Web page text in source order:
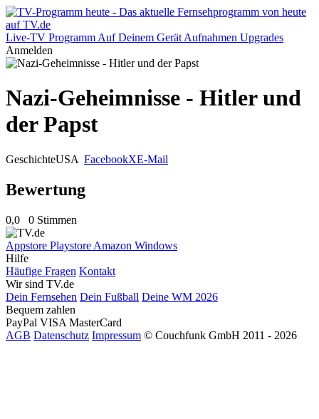
Live-TV Programm Auf Deinem Gerät Aufnahmen Upgrades
Anmelden
Nazi-Geheimnisse - Hitler und
der Papst
GeschichteUSA FacebookXE-Mail
Bewertung
0,0 0 Stimmen
Appstore Playstore Amazon Windows
Hilfe
Häufige Fragen Kontakt
Wir sind TV.de
Dein Fernsehen Dein Fußball Deine WM 2026
Bequem zahlen
PayPal VISA MasterCard
AGB Datenschutz Impressum © Couchfunk GmbH 2011 - 2026